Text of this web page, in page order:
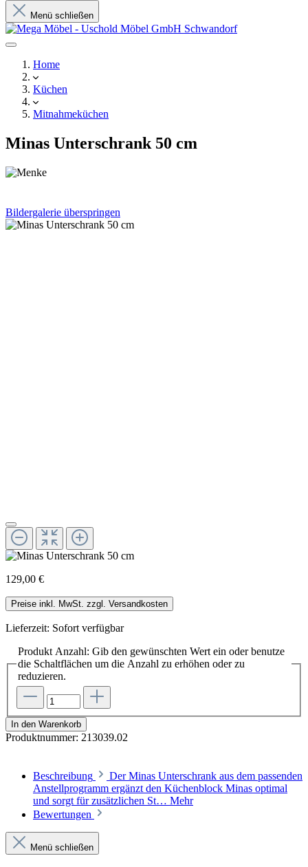
Menü schließen
Home
Küchen
Mitnahmeküchen
Minas Unterschrank 50 cm
Bildergalerie überspringen
129,00 €
Preise inkl. MwSt. zzgl. Versandkosten
Lieferzeit: Sofort verfügbar
Produkt Anzahl: Gib den gewünschten Wert ein oder benutze
die Schaltflächen um die Anzahl zu erhöhen oder zu
reduzieren.
In den Warenkorb
Produktnummer: 213039.02
Beschreibung
Der Minas Unterschrank aus dem passenden
Anstellprogramm ergänzt den Küchenblock Minas optimal
und sorgt für zusätzlichen St… Mehr
Bewertungen
Menü schließen